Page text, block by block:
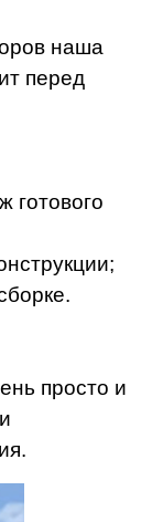
наша
перед
готового
просто и